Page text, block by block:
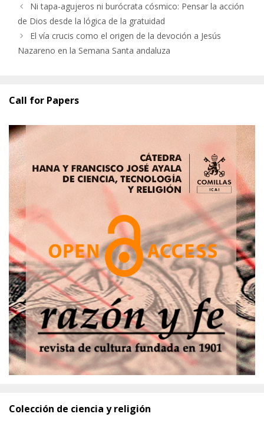
Ni tapa-agujeros ni burócrata cósmico: Pensar la acción
de Dios desde la lógica de la gratuidad
El vía crucis como el origen de la devoción a Jesús
Nazareno en la Semana Santa andaluza
Call for Papers
Colección de ciencia y religión